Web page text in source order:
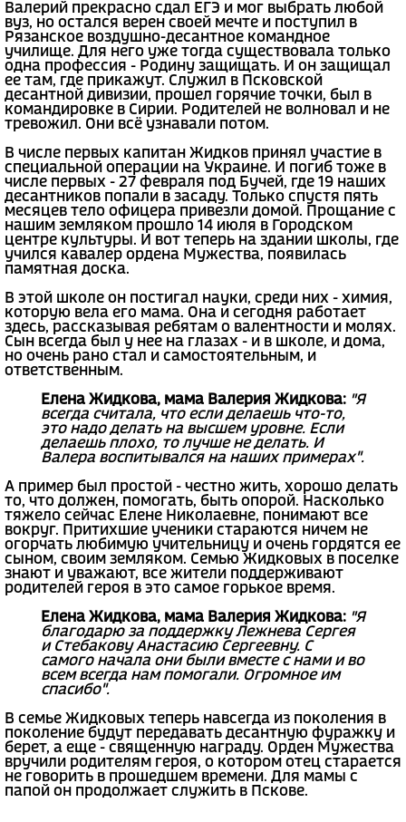
Валерий прекрасно сдал ЕГЭ и мог выбрать любой
вуз, но остался верен своей мечте и поступил в
Рязанское воздушно-десантное командное
училище. Для него уже тогда существовала только
одна профессия - Родину защищать. И он защищал
ее там, где прикажут. Служил в Псковской
десантной дивизии, прошел горячие точки, был в
командировке в Сирии. Родителей не волновал и не
тревожил. Они всё узнавали потом.
В числе первых капитан Жидков принял участие в
специальной операции на Украине. И погиб тоже в
числе первых - 27 февраля под Бучей, где 19 наших
десантников попали в засаду. Только спустя пять
месяцев тело офицера привезли домой. Прощание с
нашим земляком прошло 14 июля в Городском
центре культуры. И вот теперь на здании школы, где
учился кавалер ордена Мужества, появилась
памятная доска.
В этой школе он постигал науки, среди них - химия,
которую вела его мама. Она и сегодня работает
здесь, рассказывая ребятам о валентности и молях.
Сын всегда был у нее на глазах - и в школе, и дома,
но очень рано стал и самостоятельным, и
ответственным.
Елена Жидкова, мама Валерия Жидкова: "Я
всегда считала, что если делаешь что-то,
это надо делать на высшем уровне. Если
делаешь плохо, то лучше не делать. И
Валера воспитывался на наших примерах".
А пример был простой - честно жить, хорошо делать
то, что должен, помогать, быть опорой. Насколько
тяжело сейчас Елене Николаевне, понимают все
вокруг. Притихшие ученики стараются ничем не
огорчать любимую учительницу и очень гордятся ее
сыном, своим земляком. Семью Жидковых в поселке
знают и уважают, все жители поддерживают
родителей героя в это самое горькое время.
Елена Жидкова, мама Валерия Жидкова: "Я
благодарю за поддержку Лежнева Сергея
и Стебакову Анастасию Сергеевну. С
самого начала они были вместе с нами и во
всем всегда нам помогали. Огромное им
спасибо".
В семье Жидковых теперь навсегда из поколения в
поколение будут передавать десантную фуражку и
берет, а еще - священную награду. Орден Мужества
вручили родителям героя, о котором отец старается
не говорить в прошедшем времени. Для мамы с
папой он продолжает служить в Пскове.